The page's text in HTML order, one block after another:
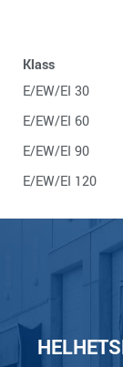
Klass
E/EW/EI 30
E/EW/EI 60
E/EW/EI 90
E/EW/EI 120